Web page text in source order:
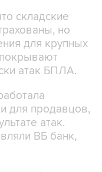
складские
но
для крупных
атак БПЛА.
для продавцов,
атак.
ВБ банк,